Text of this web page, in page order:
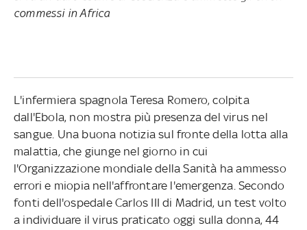
commessi in Africa
L'infermiera spagnola Teresa Romero, colpita
dall'Ebola, non mostra più presenza del virus nel
sangue. Una buona notizia sul fronte della lotta alla
malattia, che giunge nel giorno in cui
l'Organizzazione mondiale della Sanità ha ammesso
errori e miopia nell'affrontare l'emergenza. Secondo
fonti dell'ospedale Carlos III di Madrid, un test volto
a individuare il virus praticato oggi sulla donna, 44